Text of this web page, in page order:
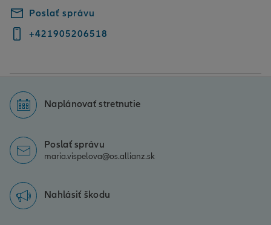
Poslať správu
+421905206518
Naplánovať stretnutie
Poslať správu
maria.vispelova@os.allianz.sk
Nahlásiť škodu